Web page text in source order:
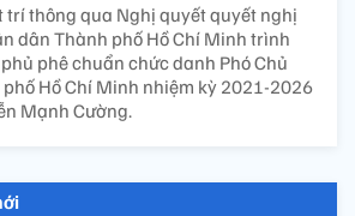
trí thông qua Nghị quyết quyết nghị
dân Thành phố Hồ Chí Minh trình
phê chuẩn chức danh Phó Chủ
Hồ Chí Minh nhiệm kỳ 2021-2026
Mạnh Cường.